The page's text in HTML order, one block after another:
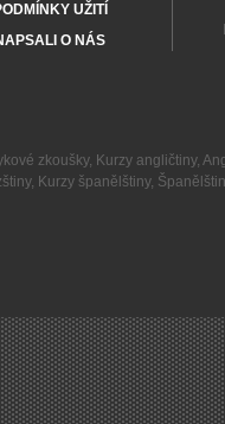
UŽITÍ
O NÁS
zkoušky, Kurzy angličtiny,
, Kurzy španělštiny,